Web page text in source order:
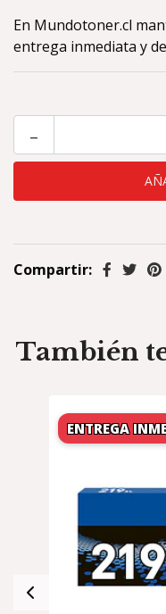
En Mundotoner.cl
entrega inmediata y
-
Compartir:
También